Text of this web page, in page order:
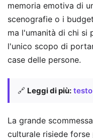
memoria emotiva di
scenografie o i
ma l'umanità di chi si
l'unico scopo di
case delle persone.
🔗 Leggi di più:
La grande
culturale risiede